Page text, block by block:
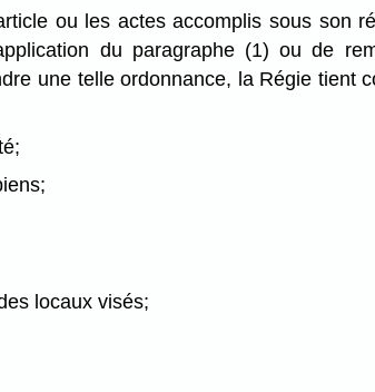
ou les actes accomplis sous son
du paragraphe (1) ou de
une telle ordonnance, la Régie tient
locaux visés;